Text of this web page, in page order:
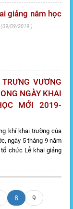
giảng năm học
09/09/2019
VƯƠNG
NGÀY KHAI
MỚI 2019-
khí khai trường của
ngày 5 tháng 9 năm
chức Lễ khai giảng
8
9